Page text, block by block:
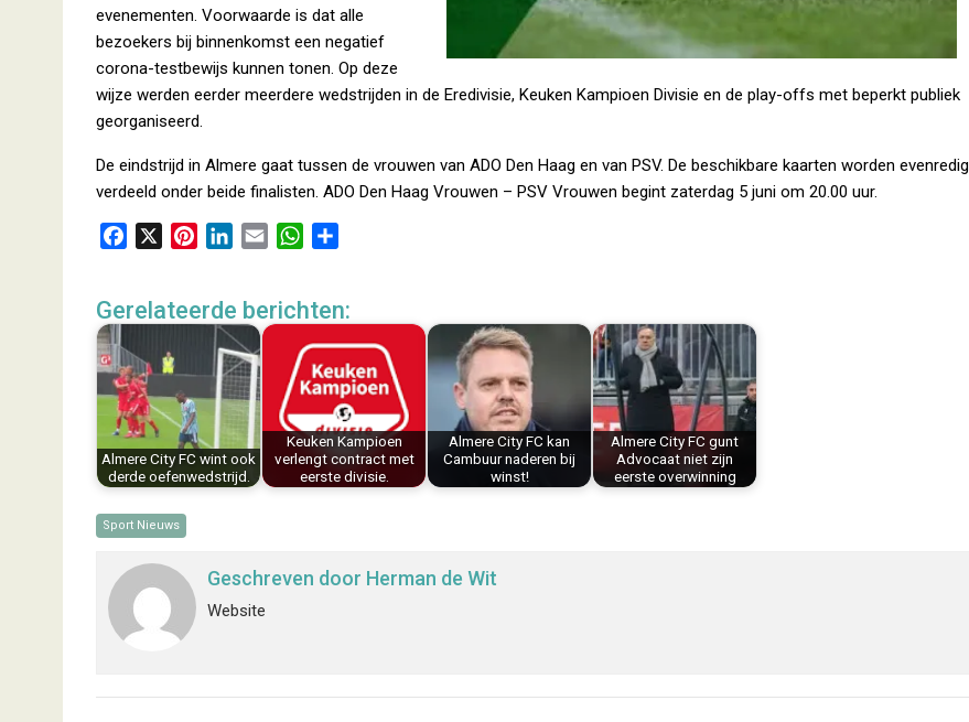
evenementen. Voorwaarde is dat alle
bezoekers bij binnenkomst een negatief
corona-testbewijs kunnen tonen. Op deze
wijze werden eerder meerdere wedstrijden in de Eredivisie, Keuken Kampioen Divisie en de play-offs met beperkt publiek
georganiseerd.
De eindstrijd in Almere gaat tussen de vrouwen van ADO Den Haag en van PSV. De beschikbare kaarten worden evenredig
verdeeld onder beide finalisten. ADO Den Haag Vrouwen – PSV Vrouwen begint zaterdag 5 juni om 20.00 uur.
e
o
o
k
t
e
s
t
k
e
d
I
n
i
W
t
s
A
p
p
e
n
Gerelateerde berichten:
Almere City FC wint ook
derde oefenwedstrijd.
Keuken Kampioen
verlengt contract met
eerste divisie.
Almere City FC kan
Cambuur naderen bij
winst!
Almere City FC gunt
Advocaat niet zijn
eerste overwinning
Sport Nieuws
Geschreven door Herman de Wit
Website